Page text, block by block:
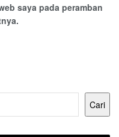
saya pada peramban
Cari